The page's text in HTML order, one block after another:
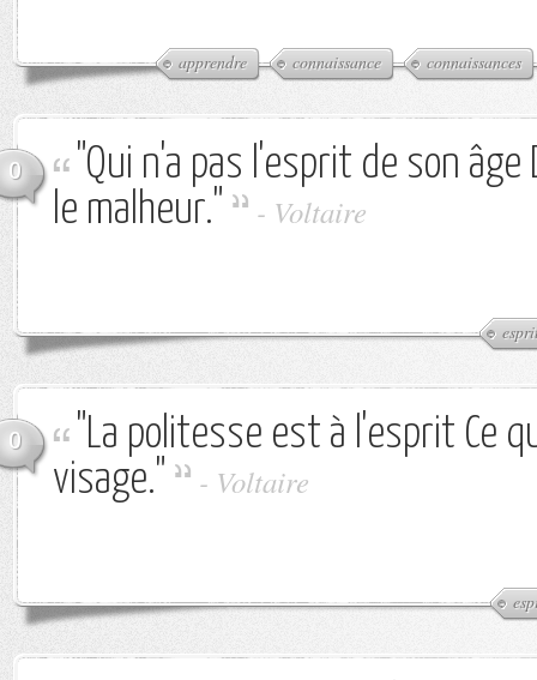
apprendre connaissance connaissances
0
"Qui n'a pas l'esprit de son
le malheur."
- Voltaire
0
"La politesse est à l'esprit Ce
visage."
- Voltaire